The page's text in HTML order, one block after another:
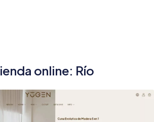
online: Río